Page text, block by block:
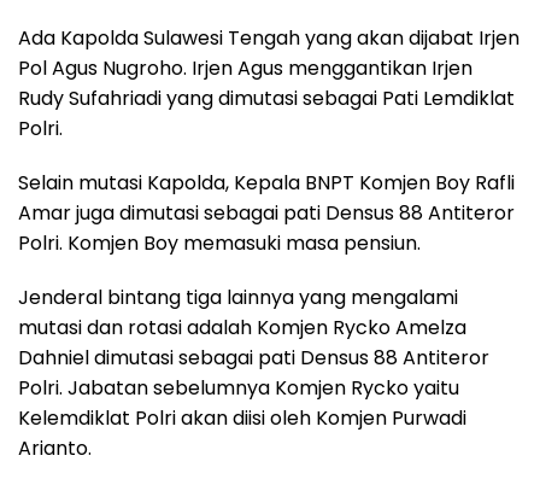
Ada Kapolda Sulawesi Tengah yang akan dijabat Irjen
Pol Agus Nugroho. Irjen Agus menggantikan Irjen
Rudy Sufahriadi yang dimutasi sebagai Pati Lemdiklat
Polri.
Selain mutasi Kapolda, Kepala BNPT Komjen Boy Rafli
Amar juga dimutasi sebagai pati Densus 88 Antiteror
Polri. Komjen Boy memasuki masa pensiun.
Jenderal bintang tiga lainnya yang mengalami
mutasi dan rotasi adalah Komjen Rycko Amelza
Dahniel dimutasi sebagai pati Densus 88 Antiteror
Polri. Jabatan sebelumnya Komjen Rycko yaitu
Kelemdiklat Polri akan diisi oleh Komjen Purwadi
Arianto.